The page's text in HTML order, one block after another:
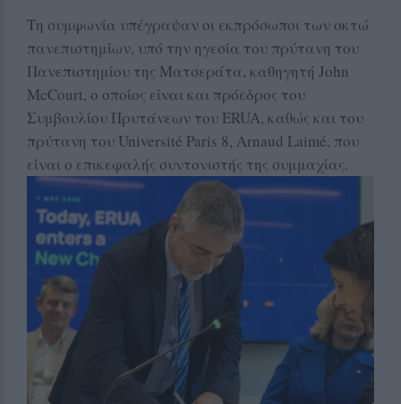
Τη συμφωνία υπέγραψαν οι εκπρόσωποι των οκτώ
πανεπιστημίων, υπό την ηγεσία του πρύτανη του
Πανεπιστημίου της Ματσεράτα, καθηγητή John
McCourt, ο οποίος είναι και πρόεδρος του
Συμβουλίου Πρυτάνεων του ERUA, καθώς και του
πρύτανη του Université Paris 8, Arnaud Laimé, που
είναι ο επικεφαλής συντονιστής της συμμαχίας.